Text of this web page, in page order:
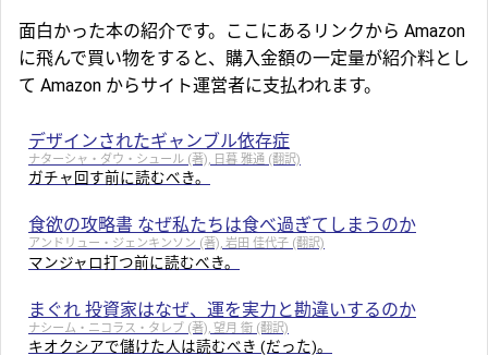
面白かった本の紹介です。ここにあるリンクから Amazon
に飛んで買い物をすると、購入金額の一定量が紹介料とし
て Amazon からサイト運営者に支払われます。
デザインされたギャンブル依存症
ナターシャ・ダウ・シュール (著), 日暮 雅通 (翻訳)
ガチャ回す前に読むべき。
食欲の攻略書 なぜ私たちは食べ過ぎてしまうのか
アンドリュー・ジェンキンソン (著), 岩田 佳代子 (翻訳)
マンジャロ打つ前に読むべき。
まぐれ 投資家はなぜ、運を実力と勘違いするのか
ナシーム・ニコラス・タレブ (著), 望月 衛 (翻訳)
キオクシアで儲けた人は読むべき (だった)。